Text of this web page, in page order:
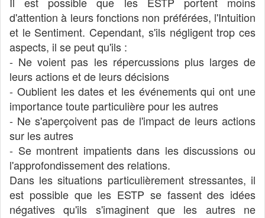
d'attention à leurs fonctions non préférées, l'Intuition
et le Sentiment. Cependant, s'ils négligent trop ces
aspects, il se peut qu'ils :
- Ne voient pas les répercussions plus larges de
leurs actions et de leurs décisions
- Oublient les dates et les événements qui ont une
importance toute particulière pour les autres
- Ne s'aperçoivent pas de l'impact de leurs actions
sur les autres
- Se montrent impatients dans les discussions ou
l'approfondissement des relations.
Dans les situations particulièrement stressantes, il
est possible que les ESTP se fassent des idées
négatives qu'ils s'imaginent que les autres ne